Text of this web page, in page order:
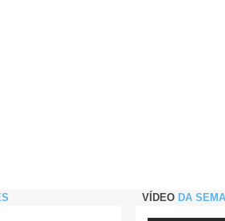
VÍDEO DA